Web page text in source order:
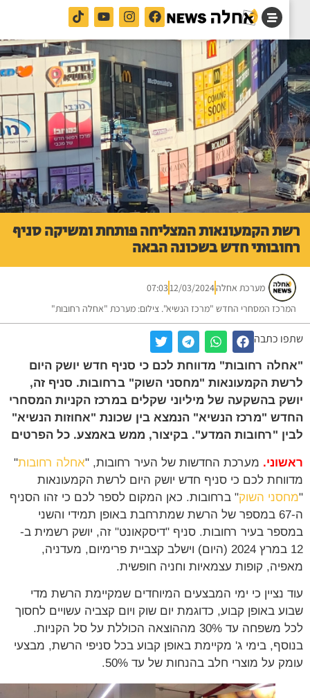
הקמעונאות המצליחה פותחת ומשיקה סניף
חדש בשכונה הבאה
מערכת אחלה 12/03/2024
07:03
המסחרי החדש "מרכז הנשיא". צילום: מערכת "אחלה רחובות"
כתבה
רחובות" מדווחת לכם כי סניף חדש יושק היום
הקמעונאות "מחסני השוק" ברחובות. סניף זה,
בהשקעה של מיליוני שקלים במרכז הקניות המסחרי
"מרכז הנשיא" הנמצא בין שכונת "אחוזות הנשיא"
"רחובות המדע". בקיצור, ממש באמצע. כל הפרטים
מערכת החדשות של העיר רחובות, "אחלה רחובות"
לכם כי סניף חדש יושק היום לרשת הקמעונאות
השוק" ברחובות. כאן המקום לספר לכם כי זהו הסניף
ה-67 במספר של הרשת שמתרחבת באופן תמידי והשני
בעיר רחובות. סניף "דיסקאונט" זה, יושק רשמית ב-
12 במרץ 2024 (היום) וישלב קצביית פרימיום, מעדניה,
קופות עצמאיות וחניה חופשית.
נציין כי ימי המבצעים המיוחדים שמקיימת הרשת מדי
באופן קבוע, כדוגמת יום שוק ויום קצביה עשויים לחסוך
לכל משפחה עד 30% מההוצאה הכוללת על סל הקניות.
בימי ג' מקיימת באופן קבוע בכל סניפי הרשת, מבצעי
על מוצרי חלב בהנחות של עד 50%.